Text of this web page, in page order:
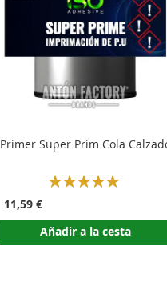
Primer Super Prim Cola
Rating:
11,59 €
Añadir a la cesta